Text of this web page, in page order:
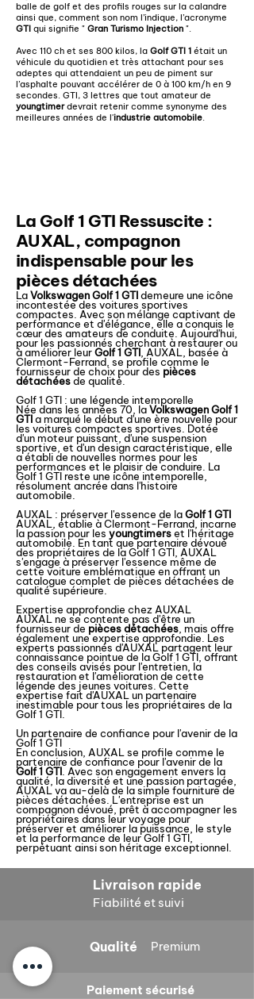
balle de golf et des profils rouges sur la calandre
ainsi que, comment son nom l’indique, l’acronyme
GTI qui signifie " Gran Turismo Injection ".
Avec 110 ch et ses 800 kilos, la Golf GTI 1 était un
véhicule du quotidien et très attachant pour ses
adeptes qui attendaient un peu de piment sur
l’asphalte pouvant accélérer de 0 à 100 km/h en 9
secondes. GTI, 3 lettres que tout amateur de
youngtimerdevrait retenir comme synonyme des
meilleures années de l'industrie automobile.
La Golf 1 GTI Ressuscite :
AUXAL, compagnon
indispensable pour les
pièces détachées
LaVolkswagen Golf 1 GTIdemeure une icône
incontestée des voitures sportives
compactes. Avec son mélange captivant de
performance et d'élégance, elle a conquis le
cœur des amateurs de conduite. Aujourd'hui,
pour les passionnés cherchant à restaurer ou
à améliorer leurGolf 1 GTI, AUXAL, basée à
Clermont-Ferrand, se profile comme le
fournisseur de choix pour des pièces
détachéesde qualité.
Golf 1 GTI : une légende intemporelle
Née dans les années 70, laVolkswagen Golf 1
GTIa marqué le début d'une ère nouvelle pour
les voitures compactes sportives. Dotée
d'un moteur puissant, d'une suspension
sportive, et d'un design caractéristique, elle
a établi de nouvelles normes pour les
performances et le plaisir de conduire. La
Golf 1 GTI reste une icône intemporelle,
résolument ancrée dans l'histoire
automobile.
AUXAL : préserver l'essence de laGolf 1 GTI
AUXAL, établie à Clermont-Ferrand, incarne
la passion pour les youngtimerset l'héritage
automobile. En tant que partenaire dévoué
des propriétaires de la Golf 1 GTI, AUXAL
s'engage à préserver l'essence même de
cette voiture emblématique en offrant un
catalogue complet de pièces détachées de
qualité supérieure.
Expertise approfondie chez AUXAL
AUXAL ne se contente pas d'être un
fournisseur de pièces détachées, mais offre
également une expertise approfondie. Les
experts passionnés d'AUXAL partagent leur
connaissance pointue de la Golf 1 GTI, offrant
des conseils avisés pour l'entretien, la
restauration et l'amélioration de cette
légende des jeunes voitures. Cette
expertise fait d'AUXAL un partenaire
inestimable pour tous les propriétaires de la
Golf 1 GTI.
Un partenaire de confiance pour l'avenir de la
Golf 1 GTI
En conclusion, AUXAL se profile comme le
partenaire de confiance pour l'avenir de la
Golf 1 GTI. Avec son engagement envers la
qualité, la diversité et une passion partagée,
AUXAL va au-delà de la simple fourniture de
pièces détachées. L'entreprise est un
compagnon dévoué, prêt à accompagner les
propriétaires dans leur voyage pour
préserver et améliorer la puissance, le style
et la performance de leur Golf 1 GTI,
perpétuant ainsi son héritage exceptionnel.
Livraison rapide
Fiabilité et suivi
Qualité Premium
Paiement sécurisé